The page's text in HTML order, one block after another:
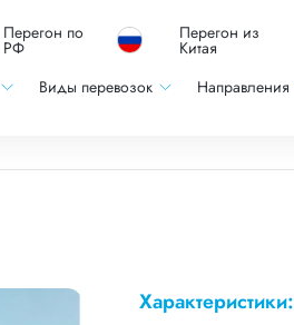
Перегон по
РФ
Перегон из
Китая
Виды перевозок Направления
Характеристики: